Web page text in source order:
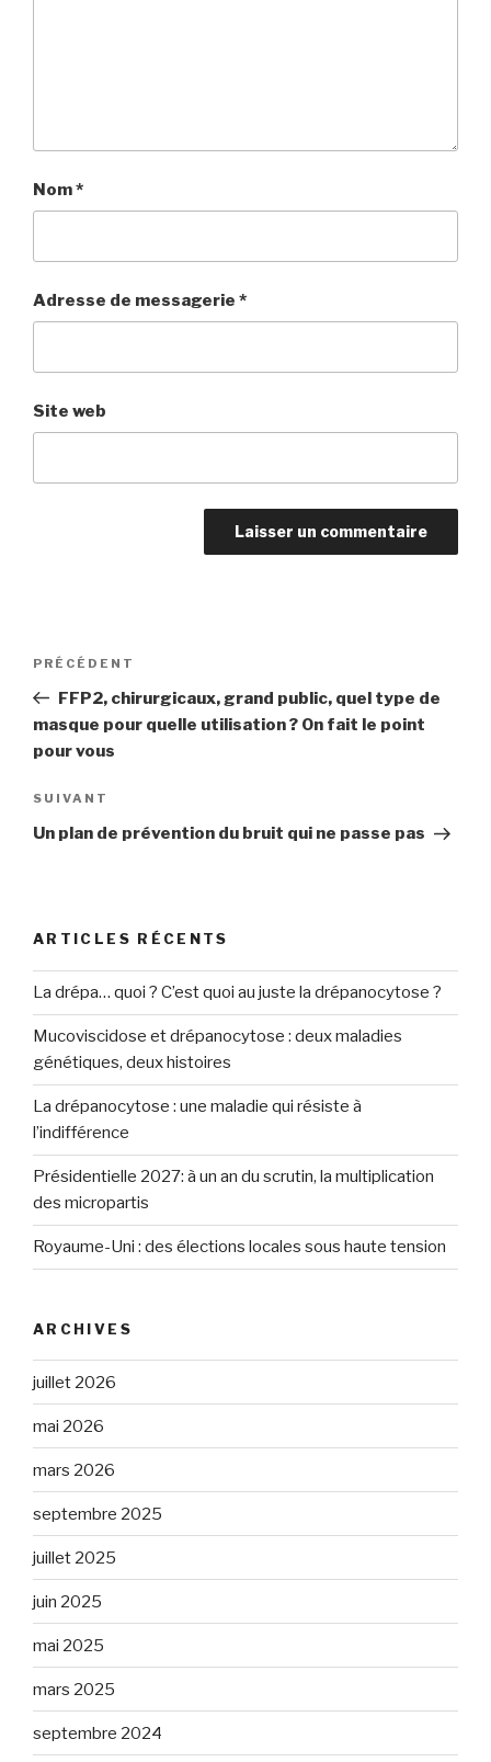
Nom*
Adresse de messagerie *
Site web
Navigation
l’article
Article
précédent
PRÉCÉDENT
FFP2, chirurgicaux, grand public, quel type de
masque pour quelle utilisation ? On fait le point
pour vous
Article
suivant
SUIVANT
Un plan de prévention du bruit qui ne passe pas
ARTICLES RÉCENTS
La drépa… quoi ? C’est quoi au juste la drépanocytose ?
Mucoviscidose et drépanocytose : deux maladies
génétiques, deux histoires
La drépanocytose : une maladie qui résiste à
l’indifférence
Présidentielle 2027: à un an du scrutin, la multiplication
des micropartis
Royaume-Uni : des élections locales sous haute tension
ARCHIVES
juillet 2026
mai 2026
mars 2026
septembre 2025
juillet 2025
juin 2025
mai 2025
mars 2025
septembre 2024